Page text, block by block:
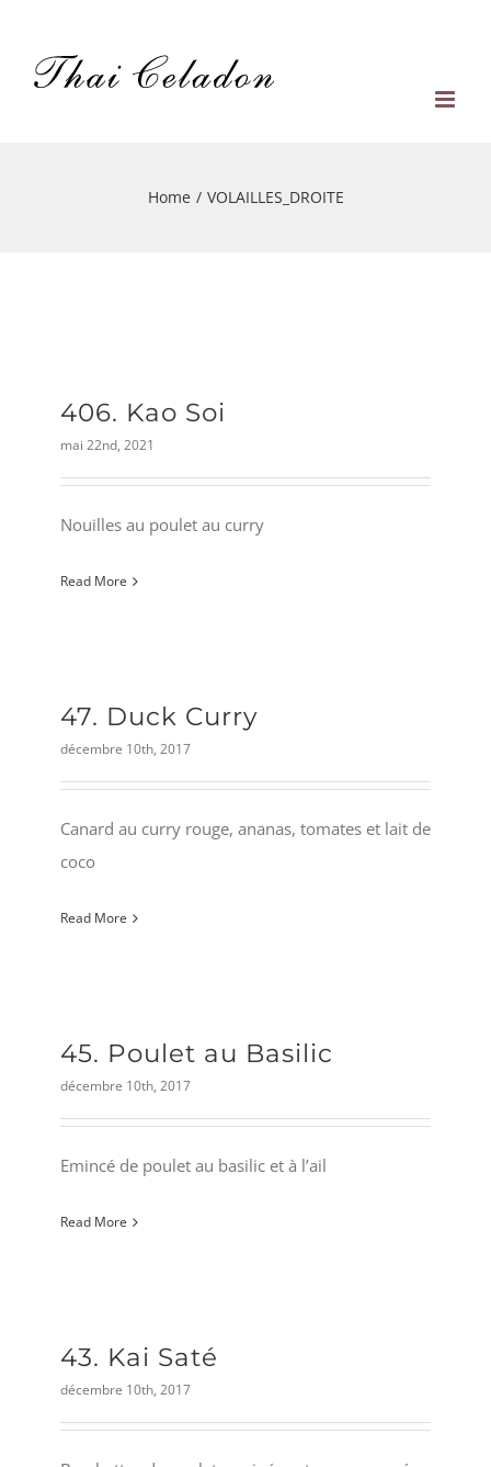
content
Home / VOLAILLES_DROITE
406. Kao Soi
mai 22nd, 2021
Nouilles au poulet au curry
Read More
47. Duck Curry
décembre 10th, 2017
Canard au curry rouge, ananas, tomates et lait de
coco
Read More
45. Poulet au Basilic
décembre 10th, 2017
Emincé de poulet au basilic et à l’ail
Read More
43. Kai Saté
décembre 10th, 2017